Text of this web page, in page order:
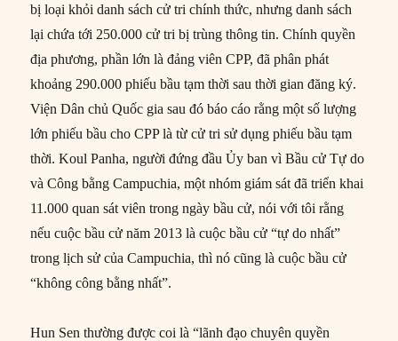
bị loại khỏi danh sách cử tri chính thức, nhưng danh sách
lại chứa tới 250.000 cử tri bị trùng thông tin. Chính quyền
địa phương, phần lớn là đảng viên CPP, đã phân phát
khoảng 290.000 phiếu bầu tạm thời sau thời gian đăng ký.
Viện Dân chủ Quốc gia sau đó báo cáo rằng một số lượng
lớn phiếu bầu cho CPP là từ cử tri sử dụng phiếu bầu tạm
thời. Koul Panha, người đứng đầu Ủy ban vì Bầu cử Tự do
và Công bằng Campuchia, một nhóm giám sát đã triển khai
11.000 quan sát viên trong ngày bầu cử, nói với tôi rằng
nếu cuộc bầu cử năm 2013 là cuộc bầu cử “tự do nhất”
trong lịch sử của Campuchia, thì nó cũng là cuộc bầu cử
“không công bằng nhất”.
Hun Sen thường được coi là “lãnh đạo chuyên quyền